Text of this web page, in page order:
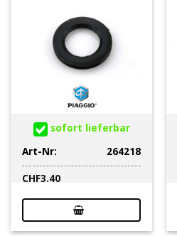
sofort lieferbar
Art-Nr:
264218
CHF3.40